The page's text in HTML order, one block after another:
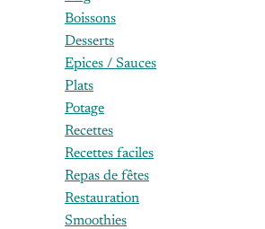
Boissons
Desserts
Epices / Sauces
Plats
Potage
Recettes
Recettes faciles
Repas de fêtes
Restauration
Smoothies